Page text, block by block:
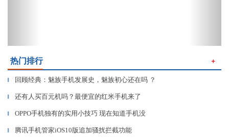
热门排行 ＋
▎ 回顾经典：魅族手机发展史，魅族初心还在吗 ？
▎ 还有人买百元机吗？最便宜的红米手机来了
▎ OPPO手机独有的实用小技巧 现在知道手机没
▎ 腾讯手机管家iOS10版追加骚扰拦截功能